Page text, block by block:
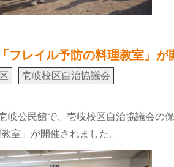
フレイル予防の料理教室」
壱岐校区自治協議会
岐公民館で、壱岐校区自治協議会の
室」が開催されました。